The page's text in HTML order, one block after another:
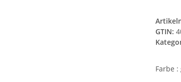
GTIN:
Farbe